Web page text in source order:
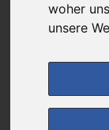
woher
unsere